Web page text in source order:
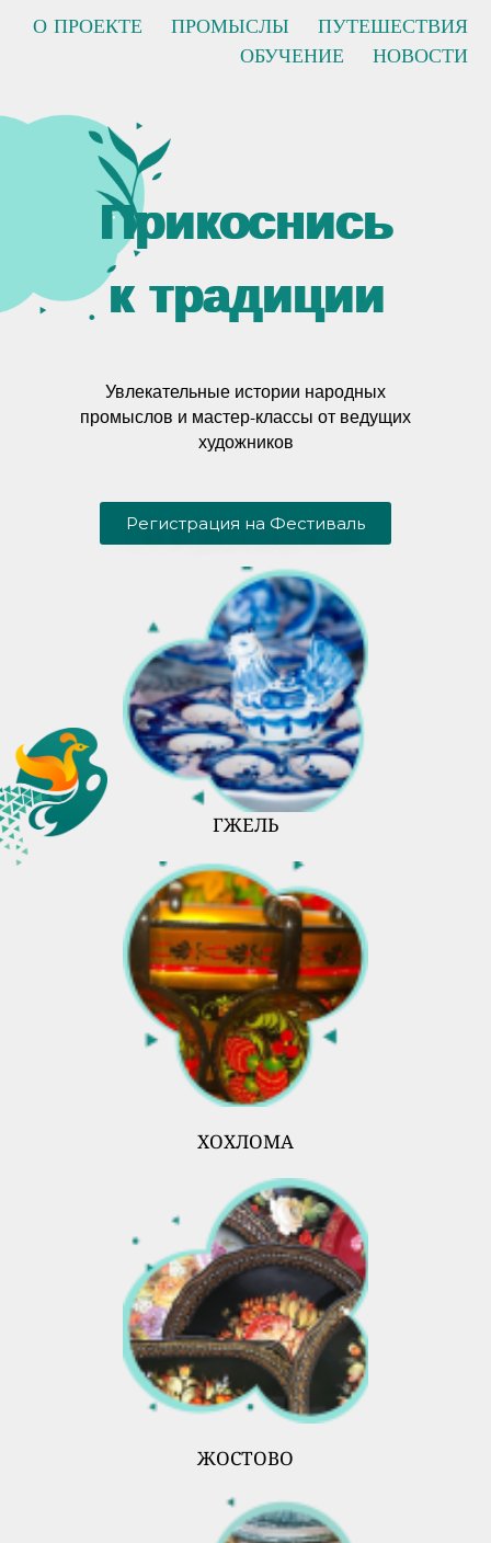
О ПРОЕКТЕ ПРОМЫСЛЫ
ПУТЕШЕСТВИЯ
ОБУЧЕНИЕ
НОВОСТИ
Прикоснись
к традиции
Увлекательные истории народных
промыслов и мастер-классы от ведущих
художников
Регистрация на Фестиваль
ГЖЕЛЬ
ХОХЛОМА
ЖОСТОВО